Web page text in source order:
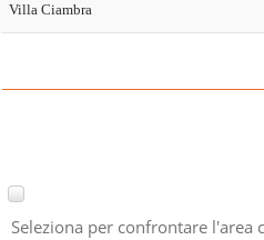
Villa Ciambra
Seleziona per confrontare l'area